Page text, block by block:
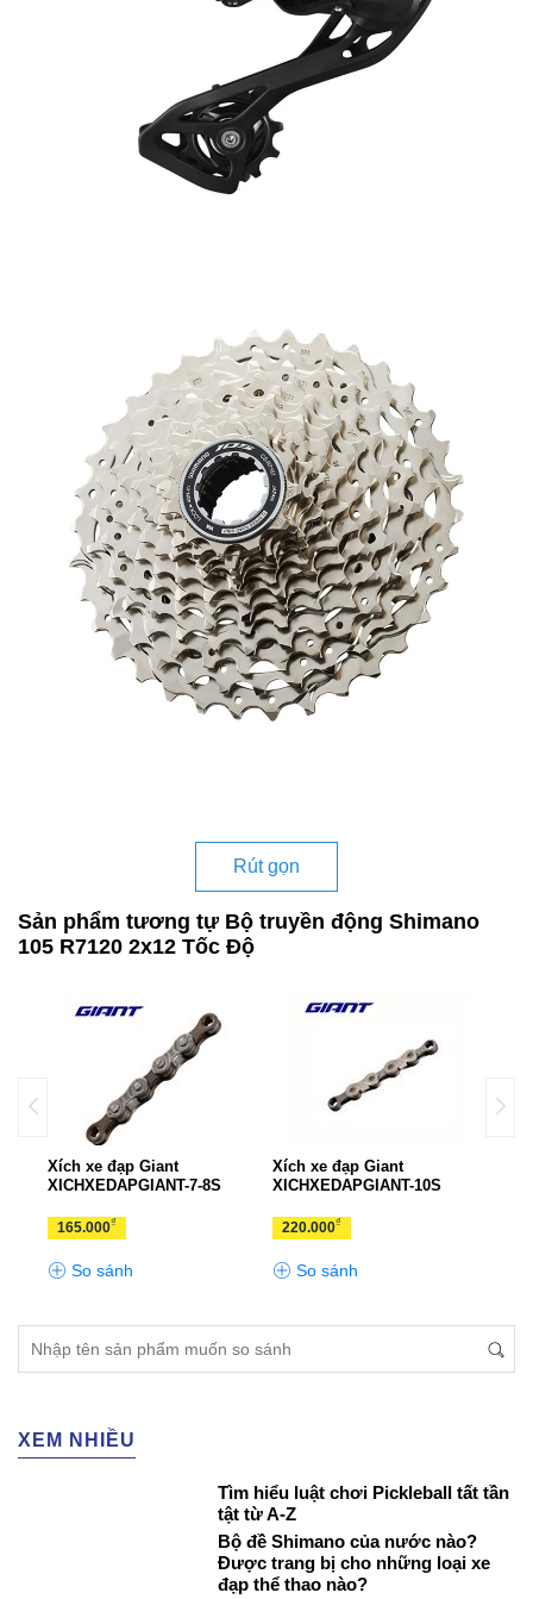
Rút gọn
Sản phẩm tương tự Bộ truyền động Shimano
105 R7120 2x12 Tốc Độ
Xích xe đạp Giant
XICHXEDAPGIANT-7-8S
165.000₫
So sánh
Xích xe đạp Giant
XICHXEDAPGIANT-10S
220.000₫
So sánh
XEM NHIỀU
Tìm hiểu luật chơi Pickleball tất tần
tật từ A-Z
Bộ đề Shimano của nước nào?
Được trang bị cho những loại xe
đạp thể thao nào?